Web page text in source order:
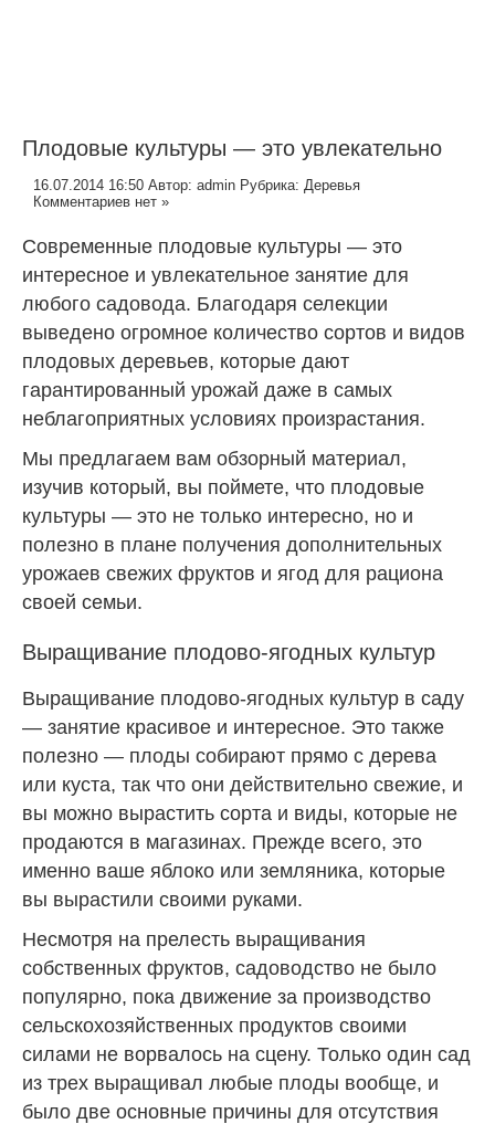
Плодовые культуры — это увлекательно
16.07.2014 16:50 Автор: admin Рубрика: Деревья
Комментариев нет »
Современные плодовые культуры — это
интересное и увлекательное занятие для
любого садовода. Благодаря селекции
выведено огромное количество сортов и видов
плодовых деревьев, которые дают
гарантированный урожай даже в самых
неблагоприятных условиях произрастания.
Мы предлагаем вам обзорный материал,
изучив который, вы поймете, что плодовые
культуры — это не только интересно, но и
полезно в плане получения дополнительных
урожаев свежих фруктов и ягод для рациона
своей семьи.
Выращивание плодово-ягодных культур
Выращивание плодово-ягодных культур в саду
— занятие красивое и интересное. Это также
полезно — плоды собирают прямо с дерева
или куста, так что они действительно свежие, и
вы можно вырастить сорта и виды, которые не
продаются в магазинах. Прежде всего, это
именно ваше яблоко или земляника, которые
вы вырастили своими руками.
Несмотря на прелесть выращивания
собственных фруктов, садоводство не было
популярно, пока движение за производство
сельскохозяйственных продуктов своими
силами не ворвалось на сцену. Только один сад
из трех выращивал любые плоды вообще, и
было две основные причины для отсутствия